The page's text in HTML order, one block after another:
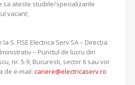
sa ateste studiile/specializarile
vacant;
S. FISE Electrica Serv SA – Direcția
– Punctul de lucru din
nr. 5-9, Bucuresti, sector 6 sau vor
de e-mail:cariere@electricaserv.ro